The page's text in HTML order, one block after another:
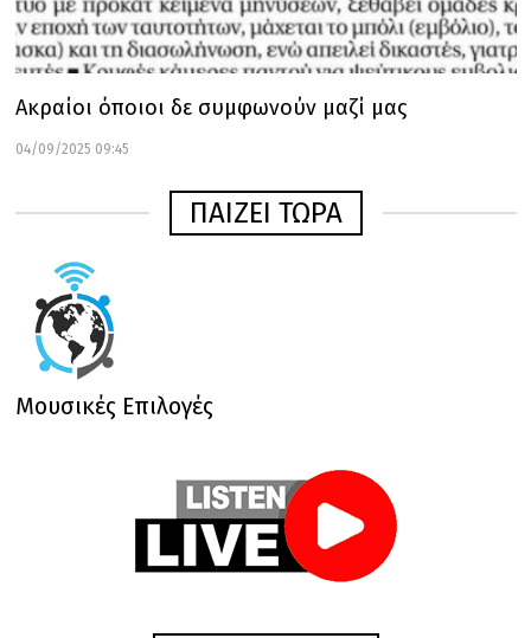
Ακραίοι όποιοι δε συμφωνούν μαζί μας
04/09/2025 09:45
ΠΑΙΖΕΙ ΤΩΡΑ
Μουσικές Επιλογές